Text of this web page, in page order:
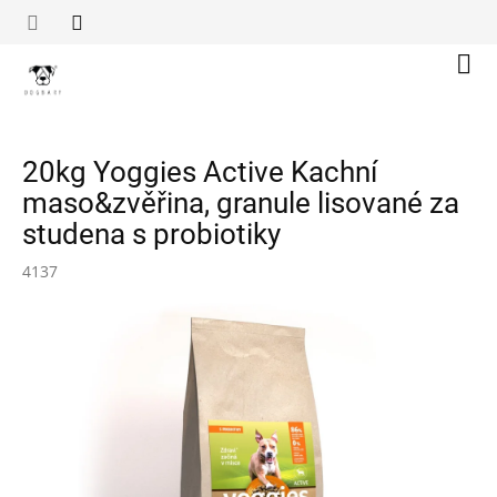
20kg Yoggies Active Kachní
maso&zvěřina, granule lisované za
studena s probiotiky
4137